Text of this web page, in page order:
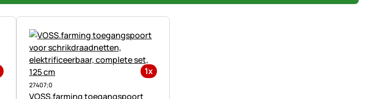
1x
27407;0
VOSS.farming toegangspoort